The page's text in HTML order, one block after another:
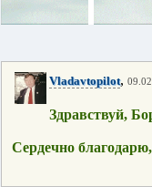
Vladavtopilot,
Здравствуй,
Сердечно